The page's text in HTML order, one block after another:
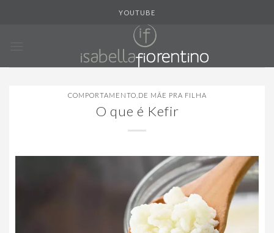
YOUTUBE
COMPORTAMENTO DE MÃE PRA FILHA
O que é Kefir